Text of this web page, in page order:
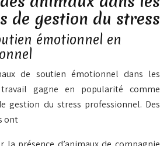
de gestion du stress
émotionnel en
de soutien émotionnel dans les
gagne en popularité comme
gestion du stress professionnel. Des
ont